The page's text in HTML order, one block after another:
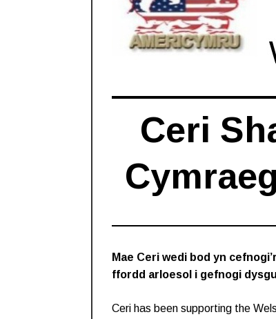
Ceri
Mae Ceri wedi bod yn
ffordd arloesol i gefnogi
Ceri has been supporting the